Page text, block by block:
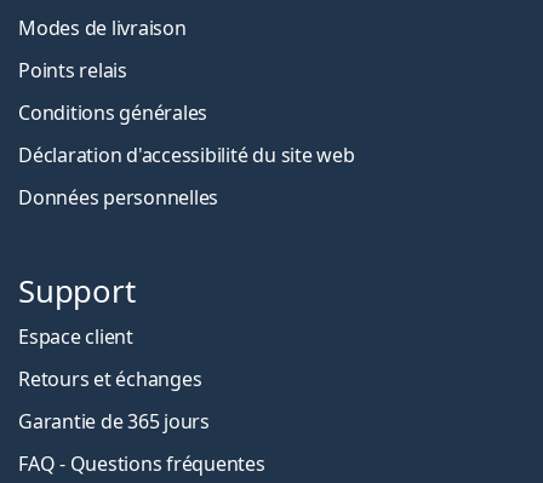
Modes de livraison
Points relais
Conditions générales
Déclaration d'accessibilité du site web
Données personnelles
Support
Espace client
Retours et échanges
Garantie de 365 jours
FAQ - Questions fréquentes